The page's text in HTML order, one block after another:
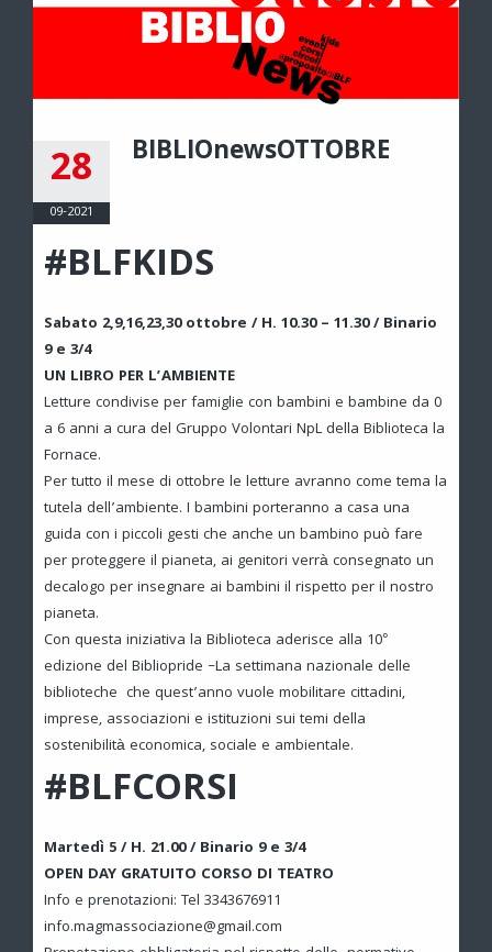
28
09-2021
BIBLIOnewsOTTOBRE
#BLFKIDS
Sabato 2,9,16,23,30 ottobre / H. 10.30 – 11.30 / Binario
9 e 3/4
UN LIBRO PER L’AMBIENTE
Letture condivise per famiglie con bambini e bambine da 0
a 6 anni a cura del Gruppo Volontari NpL della Biblioteca la
Fornace.
Per tutto il mese di ottobre le letture avranno come tema la
tutela dell’ambiente. I bambini porteranno a casa una
guida con i piccoli gesti che anche un bambino può fare
per proteggere il pianeta, ai genitori verrà consegnato un
decalogo per insegnare ai bambini il rispetto per il nostro
pianeta.
Con questa iniziativa la Biblioteca aderisce alla 10°
edizione del Bibliopride –La settimana nazionale delle
biblioteche che quest’anno vuole mobilitare cittadini,
imprese, associazioni e istituzioni sui temi della
sostenibilità economica, sociale e ambientale.
#BLFCORSI
Martedì 5 / H. 21.00 / Binario 9 e 3/4
OPEN DAY GRATUITO CORSO DI TEATRO
Info e prenotazioni: Tel 3343676911
info.magmassociazione@gmail.com